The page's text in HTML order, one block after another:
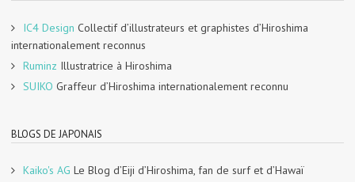
IC4 Design Collectif d’illustrateurs et graphistes d’Hiroshima
internationalement reconnus
Ruminz Illustratrice à Hiroshima
SUIKO Graffeur d’Hiroshima internationalement reconnu
BLOGS DE JAPONAIS
Kaiko's AG Le Blog d’Eiji d’Hiroshima, fan de surf et d’Hawaï